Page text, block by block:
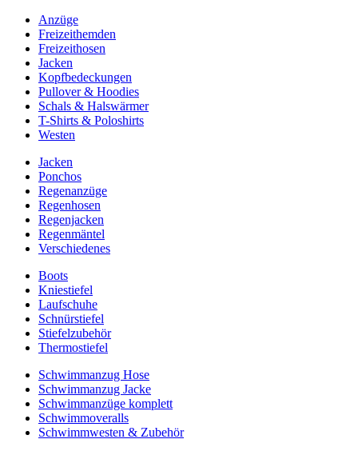
Anzüge
Freizeithemden
Freizeithosen
Jacken
Kopfbedeckungen
Pullover & Hoodies
Schals & Halswärmer
T-Shirts & Poloshirts
Westen
Jacken
Ponchos
Regenanzüge
Regenhosen
Regenjacken
Regenmäntel
Verschiedenes
Boots
Kniestiefel
Laufschuhe
Schnürstiefel
Stiefelzubehör
Thermostiefel
Schwimmanzug Hose
Schwimmanzug Jacke
Schwimmanzüge komplett
Schwimmoveralls
Schwimmwesten & Zubehör